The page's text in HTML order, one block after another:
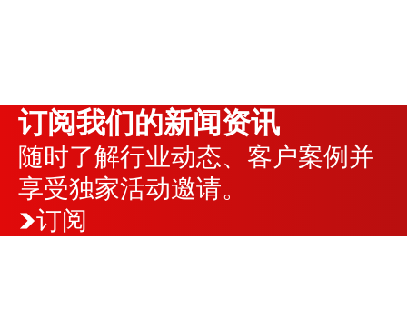
订阅我们的新闻资讯
随时了解行业动态、客户案例并
享受独家活动邀请。
订阅